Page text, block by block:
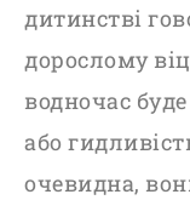
дитинстві
дорослому
водночас
або
очевидна,